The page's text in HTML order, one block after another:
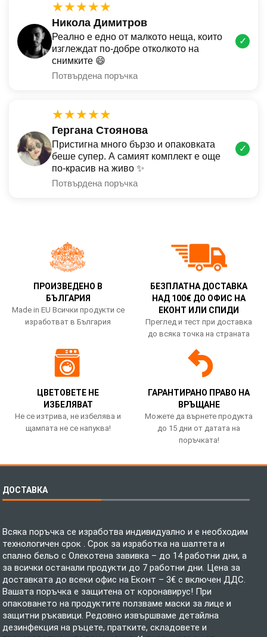
★★★★★
Никола Димитров
Реално е едно от малкото неща, които
изглеждат по-добре отколкото на
снимките 😄
Потвърдена поръчка
✓
★★★★★
Гергана Стоянова
Пристигна много бързо и опаковката
беше супер. А самият комплект е още
по-красив на живо ✨
Потвърдена поръчка
✓
ПРОИЗВЕДЕНО В
БЪЛГАРИЯ
Made in EU Всички продукти се
изработват в България
БЕЗПЛАТНА ДОСТАВКА
НАД 100€ ДО ОФИС НА
ЕКОНТ ИЛИ СПИДИ
Преглед и тест при доставка
до всяка точка на страната
ЦВЕТОВЕТЕ НЕ
ИЗБЕЛЯВАТ
Не се изтрива, не избелява и
щампата не се напуква!
ГАРАНТИРАНО ПРАВО НА
ВРЪЩАНЕ
Можете да върнете продукта
до 15 дни от датата на
поръчката!
ДОСТАВКА
Всяка поръчка се изработва индивидуално и е необходим
технологичен срок . Срок за изработка на шалтета и
спално бельо с Олекотена завивка – до 14 работни дни, а
за всички останали продукти до 7 работни дни. Цена за
доставката до всеки офис на Еконт – 3€ с включен ДДС.
Вашата поръчка е защитена от коронавирус! При
опаковането на продуктите ползваме маски за лице и
защитни ръкавици. Редовно извършваме детайлна
дезинфекция на ръцете, пратките, складовете и